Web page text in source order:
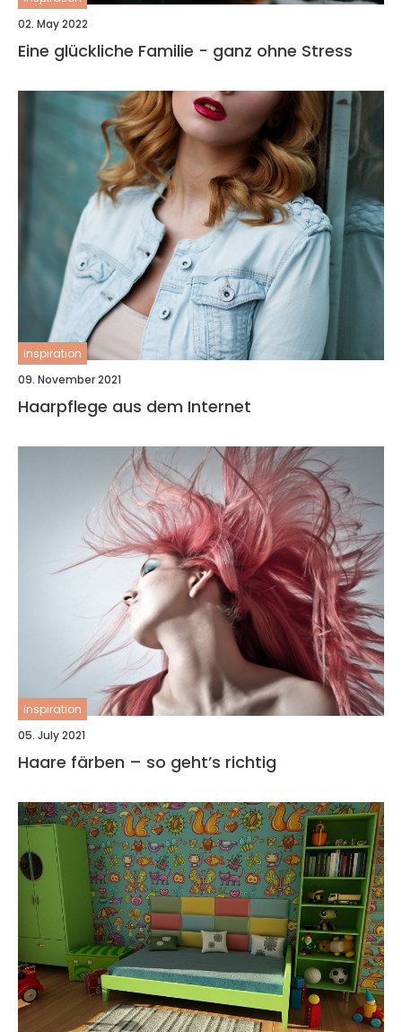
02. May 2022
Eine glückliche Familie - ganz ohne Stress
inspiration
09. November 2021
Haarpflege aus dem Internet
inspiration
05. July 2021
Haare färben – so geht’s richtig